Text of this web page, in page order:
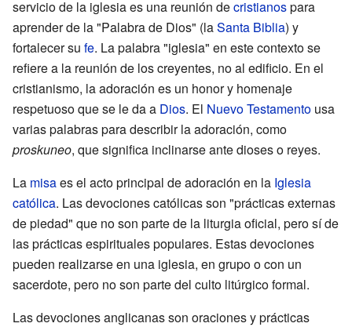
servicio de la iglesia es una reunión decristianospara
aprender de la "Palabra de Dios" (laSanta Biblia) y
fortalecer su fe. La palabra "iglesia" en este contexto se
refiere a la reunión de los creyentes, no al edificio. En el
cristianismo, la adoración es un honor y homenaje
respetuoso que se le da a Dios. El Nuevo Testamento usa
varias palabras para describir la adoración, como
proskuneo, que significa inclinarse ante dioses o reyes.
La misaes el acto principal de adoración en la Iglesia
católica. Las devociones católicas son "prácticas externas
de piedad" que no son parte de la liturgia oficial, pero sí de
las prácticas espirituales populares. Estas devociones
pueden realizarse en una iglesia, en grupo o con un
sacerdote, pero no son parte del culto litúrgico formal.
Las devociones anglicanas son oraciones y prácticas